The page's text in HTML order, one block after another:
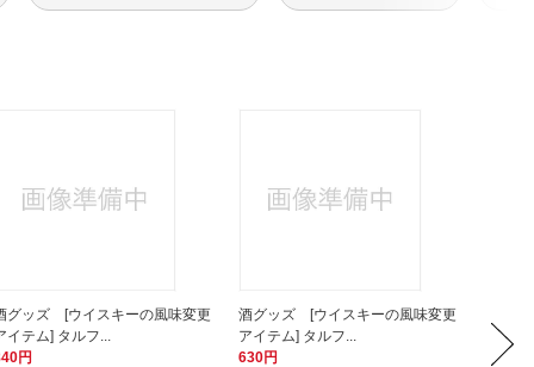
グッズ [ウイスキーの風味変更
イテム] タルフ...
円
酒グッズ [ウイスキーの風味変更
アイテム] タルフ...
630円
アイ
840円